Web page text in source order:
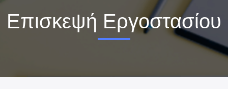
Επισκεψή Εργοστασίου